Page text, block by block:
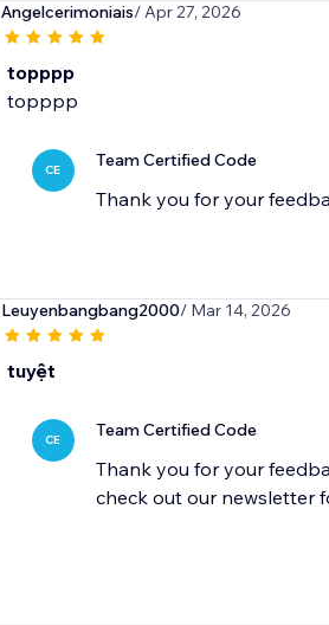
Angelcerimoniais/ Apr 27, 2026
topppp
CE Team Certified Code
Thank you for your
Leuyenbangbang2000/ Mar 14, 2026
tuyệt
CE Team Certified Code
Thank you for your
check out our newsletter